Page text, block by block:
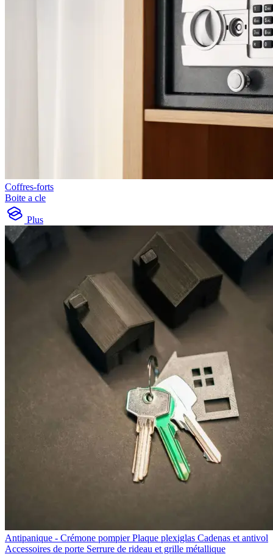
Coffres-forts
Boite a cle
Plus
Antipanique - Crémone pompierPlaque plexiglas Cadenas et antivol
Accessoires de porte Serrure de rideau et grille métallique